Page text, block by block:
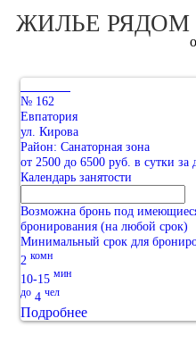
ЖИЛЬЕ РЯДОМ
№ 162
Евпатория
ул. Кирова
Район: Санаторная зона
от 2500 до 6500 руб. в сутки за
Календарь занятости
Возможна бронь под
бронирования (на любой срок)
Минимальный срок для
2 комн
10-15 мин
до 4 чел
Подробнее